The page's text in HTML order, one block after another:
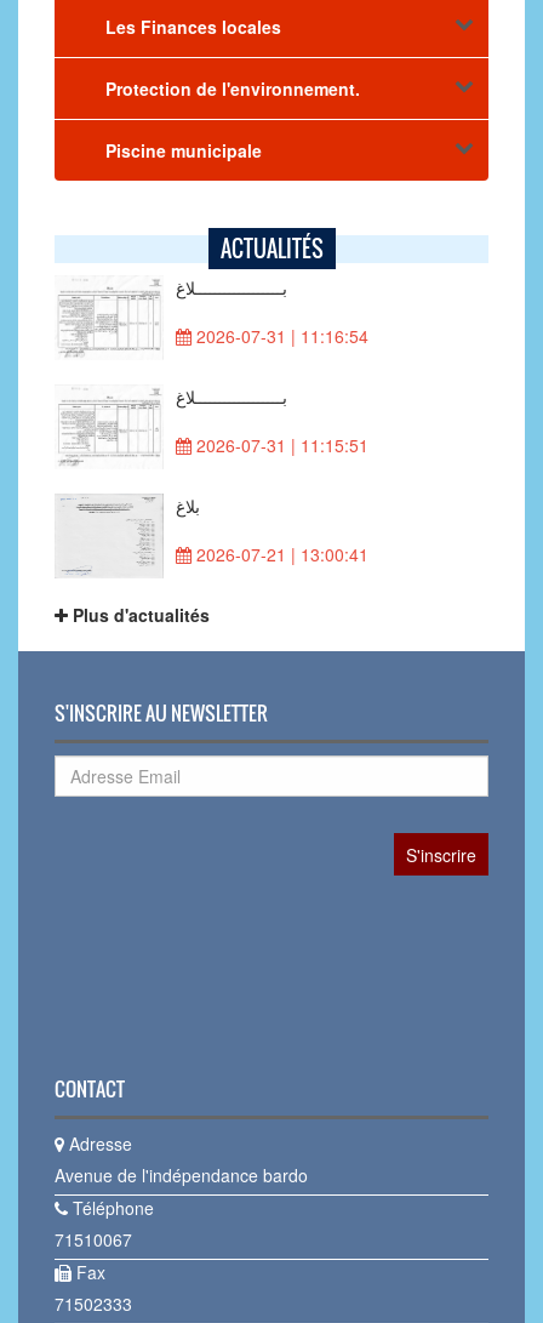
Les Finances locales
Protection de l'environnement.
Piscine municipale
ACTUALITÉS
بــــــــــــــــــلاغ
2026-07-31 | 11:16:54
بــــــــــــــــــلاغ
2026-07-31 | 11:15:51
بلاغ
2026-07-21 | 13:00:41
Plus d'actualités
S'INSCRIRE AU NEWSLETTER
CONTACT
Adresse
Avenue de l'indépendance bardo
Téléphone
71510067
Fax
71502333